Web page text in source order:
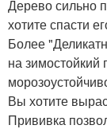
Дерево сильно
хотите спасти
Более
на зимостойкий
Вы хотите
Прививка